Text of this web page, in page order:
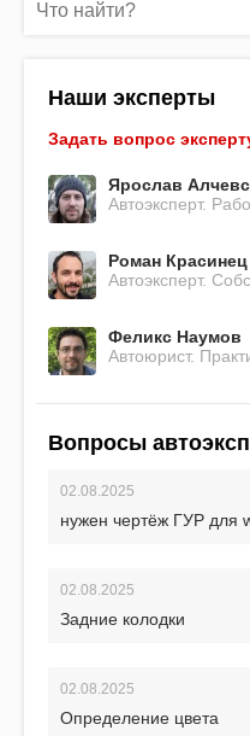
Наши эксперты
Задать вопрос
Ярослав
Автоэксперт.
Роман Красинец
Автоэксперт.
Феликс Наумов
Автоюрист.
Вопросы
02.08.2025
нужен чертёж ГУР для
02.08.2025
Задние колодки
02.08.2025
Определение цвета